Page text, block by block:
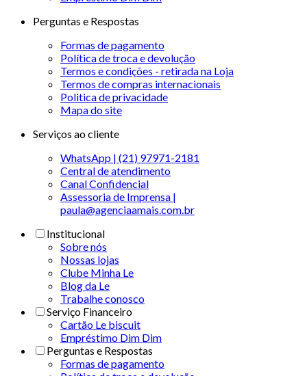
Perguntas e Respostas
Formas de pagamento
Política de troca e devolução
Termos e condições - retirada na Loja
Termos de compras internacionais
Politica de privacidade
Mapa do site
Serviços ao cliente
WhatsApp | (21) 97971-2181
Central de atendimento
Canal Confidencial
Assessoria de Imprensa |
paula@agenciaamais.com.br
Institucional
Sobre nós
Nossas lojas
Clube Minha Le
Blog da Le
Trabalhe conosco
Serviço Financeiro
Cartão Le biscuit
Empréstimo Dim Dim
Perguntas e Respostas
Formas de pagamento